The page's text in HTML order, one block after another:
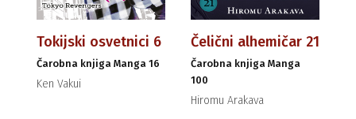
Tokijski osvetnici 6
Čarobna knjiga Manga 16
Ken Vakui
Čelični alhemičar 21
Čarobna knjiga Manga
100
Hiromu Arakava